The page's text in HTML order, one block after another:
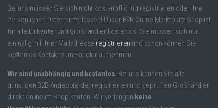
Bei uns müssen Sie sich nicht kostenpflichtig registrieren oder Ihre
Persönlichen Daten hinterlassen! Unser B2B Online Marktplatz Shop ist
für alle Einkäufer und Großhändler kostenlos. Sie müssen sich nur
einmalig mit Ihrer Mailadresse registrieren und schon können Sie
kostenlos Kontakt zum Händler aufnehmen.
Wir sind unabhängig und kostenlos. Bei uns können Sie alle
günstigen B2B Angebote der registrierten und geprüften Großhändler
direkt online im Shop kaufen. Wir verlangen keine